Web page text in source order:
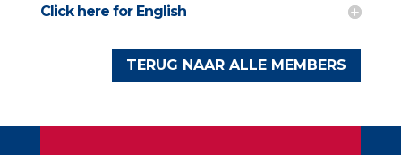
Click here for English
TERUG NAAR ALLE MEMBERS